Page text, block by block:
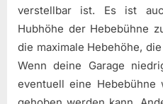
verstellbar ist. Es ist
Hubhöhe der Hebebühne
die maximale Hebehöhe,
Wenn deine Garage
eventuell eine